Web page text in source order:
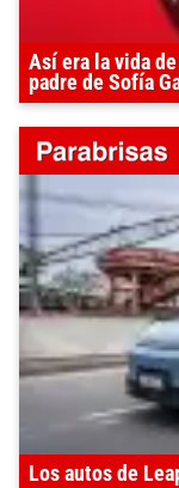
Así era la vida
padre de Sofía
Los autos de